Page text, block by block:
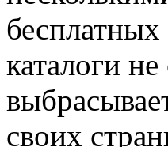
каталоги
своих